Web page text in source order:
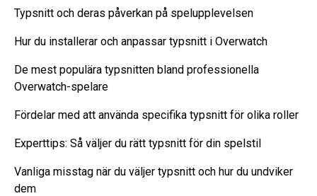
Typsnitt och deras påverkan på spelupplevelsen
Hur du installerar och anpassar typsnitt i Overwatch
De mest populära typsnitten bland professionella
Overwatch-spelare
Fördelar med att använda specifika typsnitt för olika roller
Experttips: Så väljer du rätt typsnitt för din spelstil
Vanliga misstag när du väljer typsnitt och hur du undviker
dem